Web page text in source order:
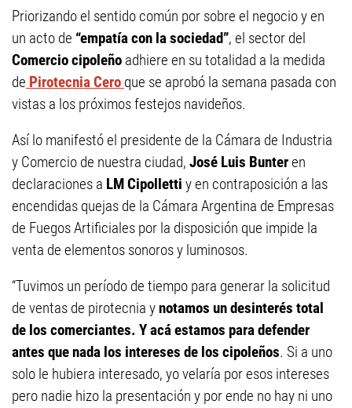
Priorizando el sentido común por sobre el negocio y en
un acto de “empatía con la sociedad”, el sector del
Comercio cipoleño adhiere en su totalidad a la medida
de Pirotecnia Cero que se aprobó la semana pasada con
vistas a los próximos festejos navideños.
Así lo manifestó el presidente de la Cámara de Industria
y Comercio de nuestra ciudad, José Luis Bunteren
declaraciones a LM Cipolletti y en contraposición a las
encendidas quejas de la Cámara Argentina de Empresas
de Fuegos Artificiales por la disposición que impide la
venta de elementos sonoros y luminosos.
“Tuvimos un período de tiempo para generar la solicitud
de ventas de pirotecnia ynotamos un desinterés total
de los comerciantes. Y acá estamos para defender
antes que nada los intereses de los cipoleños. Si a uno
solo le hubiera interesado, yo velaría por esos intereses
pero nadie hizo la presentación y por ende no hay ni uno